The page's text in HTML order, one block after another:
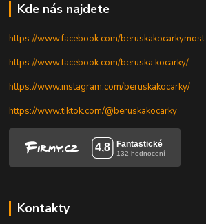
Kde nás najdete
https://www.facebook.com/beruskakocarkymost
https://www.facebook.com/beruska.kocarky/
https://www.instagram.com/beruskakocarky/
https://www.tiktok.com/@beruskakocarky
Kontakty